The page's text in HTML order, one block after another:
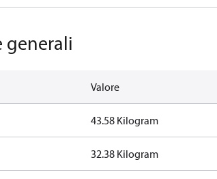
generali
Valore
43.58 Kilogram
32.38 Kilogram